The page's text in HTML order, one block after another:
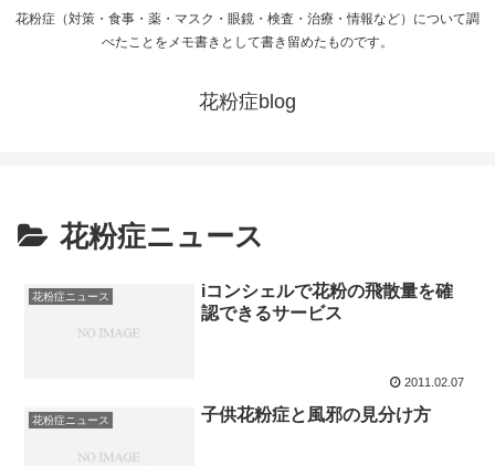
花粉症（対策・食事・薬・マスク・眼鏡・検査・治療・情報など）について調
べたことをメモ書きとして書き留めたものです。
花粉症blog
花粉症ニュース
花粉症ニュース
iコンシェルで花粉の飛散量を確
認できるサービス
2011.02.07
花粉症ニュース 子供花粉症と風邪の見分け方